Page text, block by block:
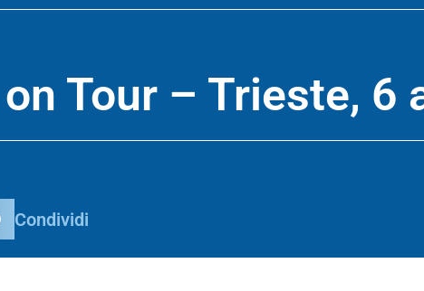
Tour – Trieste, 6
Condividi